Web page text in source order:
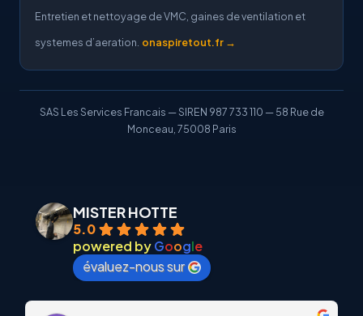
Entretien et nettoyage de VMC, gaines de ventilation et
systemes d’aeration. onaspiretout.fr →
SAS Les Services Francais — SIREN 987 733 110 — 58 Rue de
Monceau, 75008 Paris
MISTER HOTTE
5.0
powered byGoogle
évaluez-nous sur